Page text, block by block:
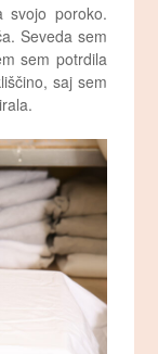
svojo poroko.
Seveda sem
sem potrdila
saj sem